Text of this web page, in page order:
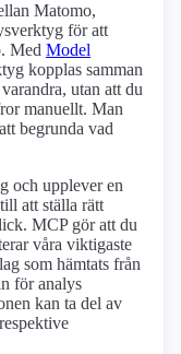
Matomo,
för att
Med Model
kopplas samman
utan att du
manuellt. Man
begrunda vad
och upplever en
att ställa rätt
MCP gör att du
våra viktigaste
som hämtats från
för analys
kan ta del av